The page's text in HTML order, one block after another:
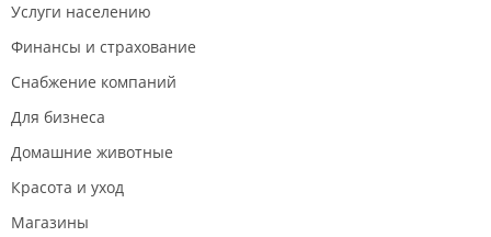
Услуги населению
Финансы и страхование
Снабжение компаний
Для бизнеса
Домашние животные
Красота и уход
Магазины